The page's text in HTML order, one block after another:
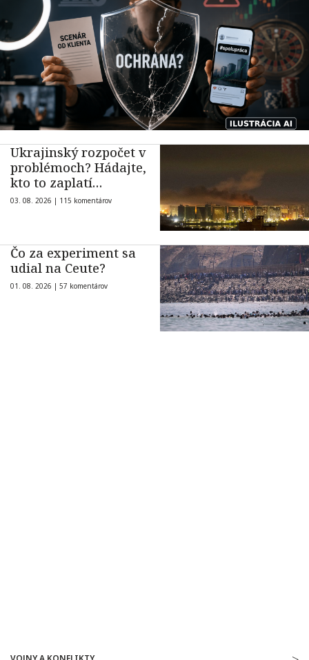
Ukrajinský rozpočet v
problémoch? Hádajte,
kto to zaplatí…
03. 08. 2026 | 115 komentárov
Čo za experiment sa
udial na Ceute?
01. 08. 2026 | 57 komentárov